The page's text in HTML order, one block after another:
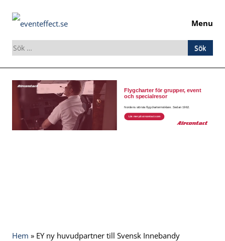
Menu
Sök
efter:
Skip
content
Hem » EY ny huvudpartner till Svensk Innebandy